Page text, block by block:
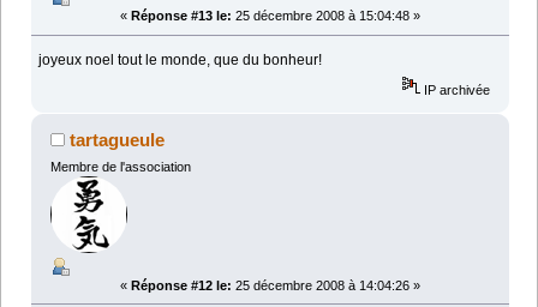
« Réponse #13 le: 25 décembre 2008 à 15:04:48 »
joyeux noel tout le monde, que du bonheur!
IP archivée
tartagueule
Membre de l'association
« Réponse #12 le: 25 décembre 2008 à 14:04:26 »